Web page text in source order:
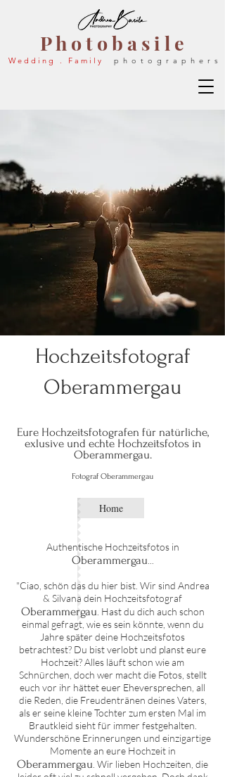
P h o t o b a s i l e
W e d d i n g . F a m i l y p h o t o g r a p h e r s
Hochzeitsfotograf
Oberammergau
Eure Hochzeitsfotografen für natürliche,
exlusive und echte Hochzeitsfotos in
Oberammergau.
Fotograf Oberammergau
Home
Authentische Hochzeitsfotos in
Oberammergau
"Ciao, schön das du hier bist. Wir sind Andrea
& Silvana dein Hochzeitsfotograf
Oberammergau . Hast du dich auch schon
einmal gefragt, wie es sein könnte, wenn du
Jahre später deine Hochzeitsfotos
betrachtest? Du bist verlobt und planst eure
Hochzeit? Alles läuft schon wie am
Schnürchen, doch wer macht die Fotos, stellt
euch vor ihr hättet euer Eheversprechen, all
die Reden, die Freudentränen deines Vaters,
als er seine kleine Tochter zum ersten Mal im
Brautkleid sieht für immer festgehalten.
Wunderschöne Erinnerungen und einzigartige
Momente an eure Hochzeit in
Oberammergau . Wir lieben Hochzeiten, die